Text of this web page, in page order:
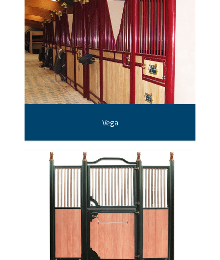
Vega